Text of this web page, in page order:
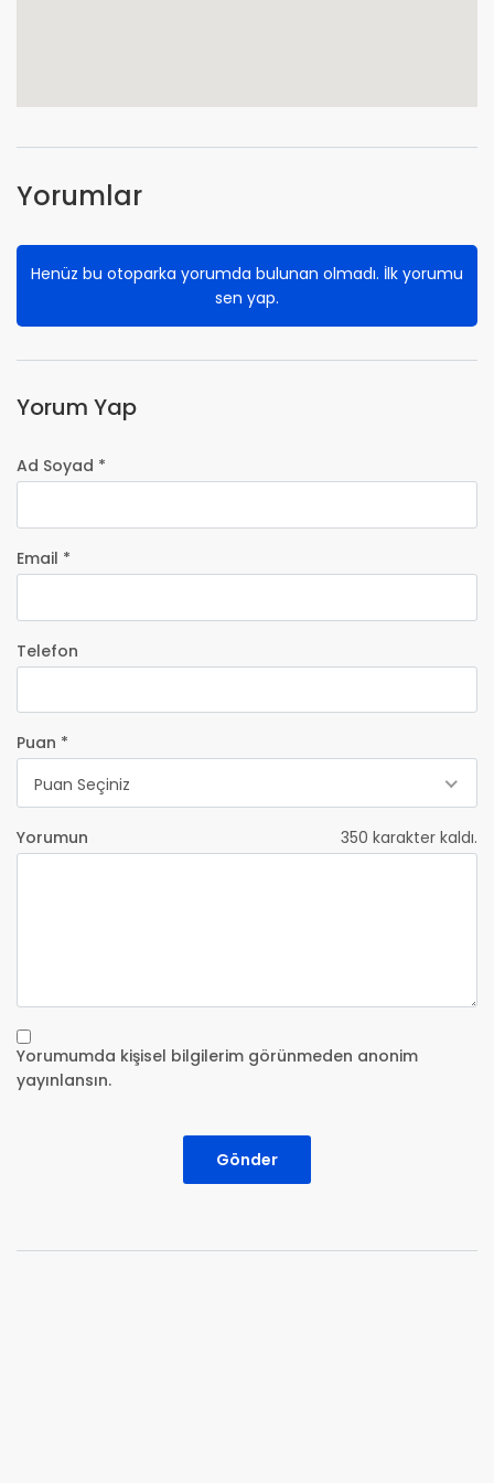
Yorumlar
Henüz bu otoparka yorumda bulunan olmadı. İlk yorumu
sen yap.
Yorum Yap
Ad Soyad *
Email *
Telefon
Puan *
Puan Seçiniz
Yorumun 350 karakter kaldı.
Yorumumda kişisel bilgilerim görünmeden anonim
yayınlansın.
Gönder